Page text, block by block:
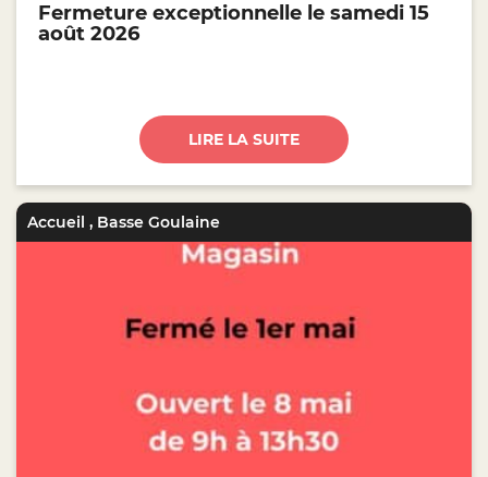
Fermeture exceptionnelle le samedi 15
août 2026
LIRE LA SUITE
Accueil , Basse Goulaine